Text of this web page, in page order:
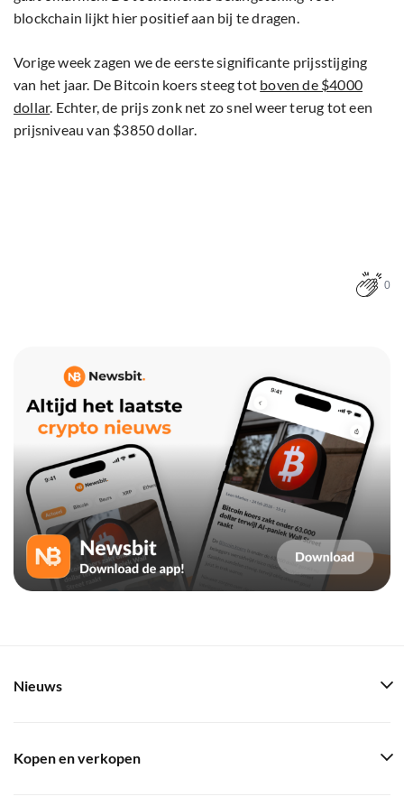
blockchain lijkt hier positief aan bij te dragen.
Vorige week zagen we de eerste significante prijsstijging
van het jaar. De Bitcoin koers steeg tot boven de $4000
dollar. Echter, de prijs zonk net zo snel weer terug tot een
prijsniveau van $3850 dollar.
0
Nieuws
Kopen en verkopen